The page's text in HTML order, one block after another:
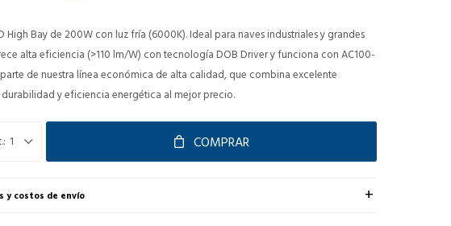
High Bay de 200W con luz fría (6000K). Ideal para naves industriales y grandes
alta eficiencia (>110 lm/W) con tecnología DOB Driver y funciona con AC100-
de nuestra línea económica de alta calidad, que combina excelente
y eficiencia energética al mejor precio.
1 COMPRAR
y costos de envío